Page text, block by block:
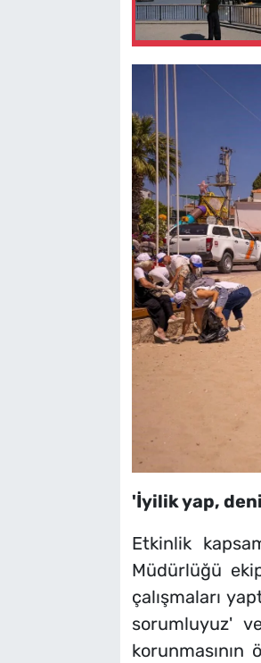
'İyilik yap,
Etkinlik
Müdürlüğü
çalışmaları
sorumluyuz'